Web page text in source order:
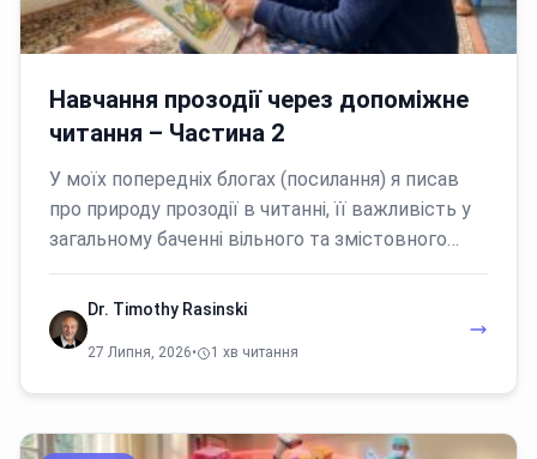
Навчання прозодії через допоміжне
читання – Частина 2
У моїх попередніх блогах (посилання) я писав
про природу прозодії в читанні, її важливість у
загальному баченні вільного та змістовного…
Dr. Timothy Rasinski
27 Липня, 2026• 1 хв читання